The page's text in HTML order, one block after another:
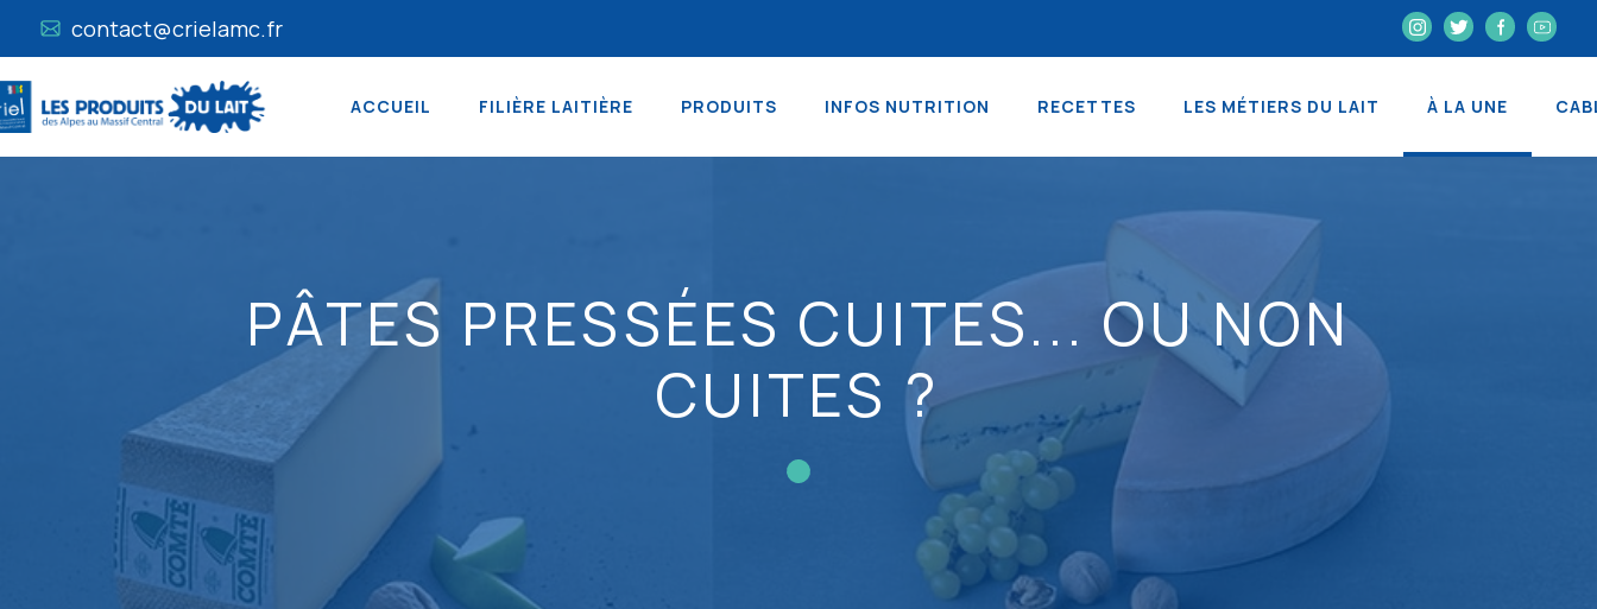
contact@crielamc.fr
ACCUEIL FILIÈRE LAITIÈRE PRODUITS INFOS NUTRITION RECETTES LES MÉTIERS DU LAIT À LA UNE
PÂTES PRESSÉES CUITES... OU NON
CUITES ?